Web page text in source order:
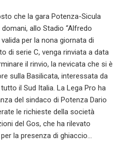
che la gara Potenza-Sicula
allo Stadio “Alfredo
per la nona giornata di
di serie C, venga rinviata a data
il rinvio, la nevicata che si è
sulla Basilicata, interessata da
il Sud Italia. La Lega Pro ha
del sindaco di Potenza Dario
le richieste della società
del Gos, che ha rilevato
la presenza di ghiaccio…